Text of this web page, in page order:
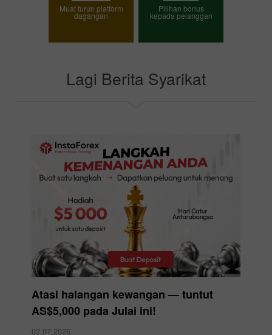
Muat turun platform
dagangan
Pilihan bonus
kepada pelanggan
Lagi Berita Syarikat
Atasi halangan kewangan — tuntut
AS$5,000 pada Julai ini!
02.07.2026